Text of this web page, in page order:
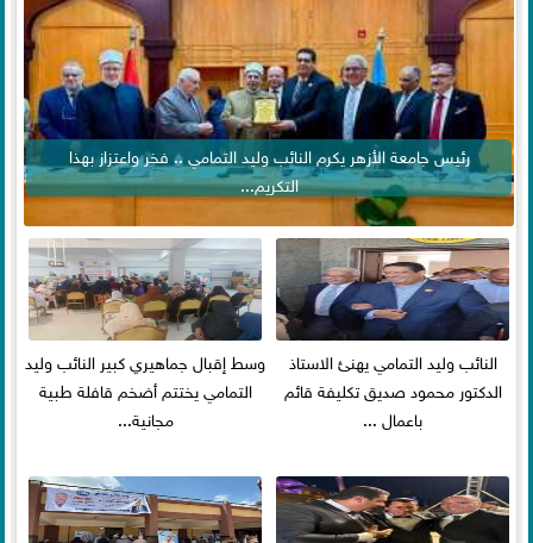
رئيس جامعة الأزهر يكرم النائب وليد التمامي .. فخر واعتزاز بهذا
التكريم...
النائب وليد التمامي يهنئ الاستاذ
الدكتور محمود صديق تكليفة قائم
باعمال ...
وسط إقبال جماهيري كبير النائب وليد
التمامي يختتم أضخم قافلة طبية
مجانية...